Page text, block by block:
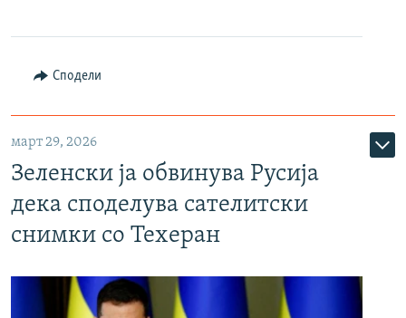
Сподели
март 29, 2026
Зеленски ја обвинува Русија
дека споделува сателитски
снимки со Техеран